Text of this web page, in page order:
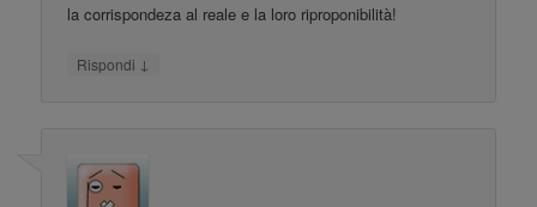
la corrispondeza al reale e la loro riproponibilità!
Rispondi ↓